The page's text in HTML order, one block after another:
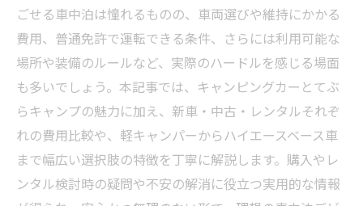
ごせる車中泊は憧れるものの、車両選びや維持にかかる
費用、普通免許で運転できる条件、さらには利用可能な
場所や装備のルールなど、実際のハードルを感じる場面
も多いでしょう。本記事では、キャンピングカーとてぶ
らキャンプの魅力に加え、新車・中古・レンタルそれぞ
れの費用比較や、軽キャンパーからハイエースベース車
まで幅広い選択肢の特徴を丁寧に解説します。購入やレ
ンタル検討時の疑問や不安の解消に役立つ実用的な情報